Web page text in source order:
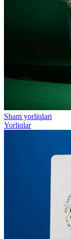
Sham yorliqlari
Yorliqlar